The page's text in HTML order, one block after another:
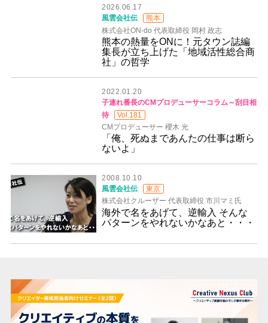
2026.06.17
風雲会社伝
熊本
株式会社ON-do 代表取締役 岡村 政志
熊本の熱量をONに！元タウン誌編
集長が立ち上げた「地域活性総合商
社」の哲学
2022.01.20
子連れ番長のCMプロデューサーコラム～刮目相
待
Vol.181
CMプロデューサー 櫻木 光
「俺、死ぬまであんたの仕事は断ら
ないよ」
2008.10.10
風雲会社伝
東京
株式会社クルーザー 代表取締役 市川マミ氏
海外で名をあげて、逆輸入 そんな
パターンをやれないかなあと・・・